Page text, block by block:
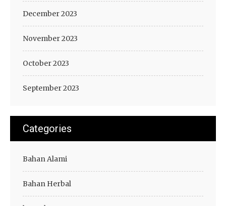
December 2023
November 2023
October 2023
September 2023
Categories
Bahan Alami
Bahan Herbal